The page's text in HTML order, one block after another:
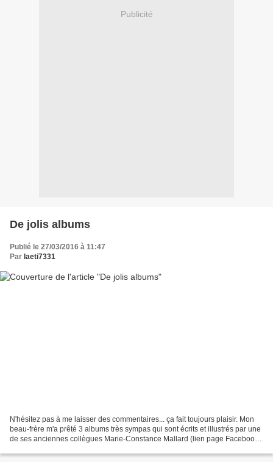
Publicité
De jolis albums
Publié le 27/03/2016 à 11:47
Par laeti7331
N'hésitez pas à me laisser des commentaires... ça fait toujours plaisir. Mon
beau-frère m'a prêté 3 albums très sympas qui sont écrits et illustrés par une
de ses anciennes collègues Marie-Constance Mallard (lien page Facebook).